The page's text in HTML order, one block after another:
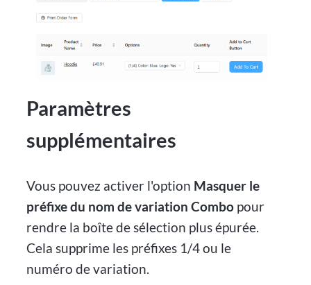
Paramètres
supplémentaires
Vous pouvez activer l'option Masquer le
préfixe du nom de variation Combo pour
rendre la boîte de sélection plus épurée.
Cela supprime les préfixes 1/4 ou le
numéro de variation.